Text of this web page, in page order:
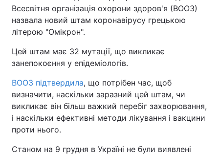
Всесвітня організація охорони здоров'я (ВООЗ)
назвала новий штам коронавірусу грецькою
літерою "Омікрон".
Цей штам має 32 мутації, що викликає
занепокоєння у епідеміологів.
ВООЗ підтвердила, що потрібен час, щоб
визначити, наскільки заразний цей штам, чи
викликає він більш важкий перебіг захворювання,
і наскільки ефективні методи лікування і вакцини
проти нього.
Станом на 9 грудня в Україні не були виявлені